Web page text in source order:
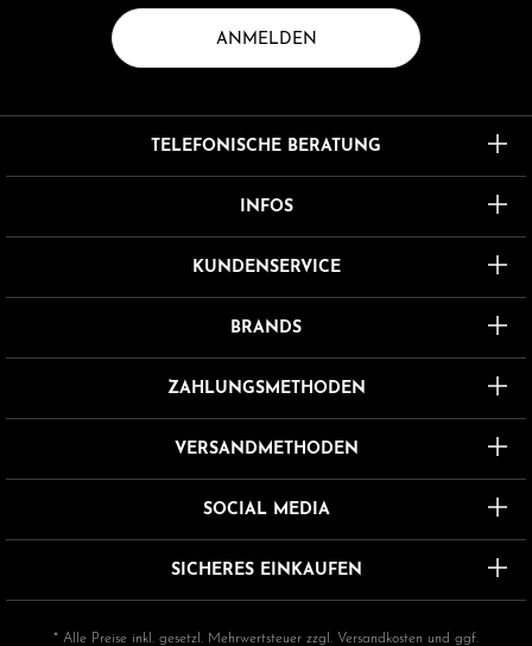
ANMELDEN
TELEFONISCHE BERATUNG
INFOS
KUNDENSERVICE
BRANDS
ZAHLUNGSMETHODEN
VERSANDMETHODEN
SOCIAL MEDIA
SICHERES EINKAUFEN
* Alle Preise inkl. gesetzl. Mehrwertsteuer zzgl. Versandkosten und ggf.